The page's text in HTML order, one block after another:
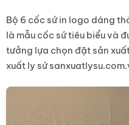
Bộ 6 cốc sứ in logo dáng
là mẫu cốc sứ tiêu biểu và
tưởng lựa chọn đặt sản
xuất ly sứ